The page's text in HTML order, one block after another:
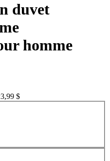
duvet
homme
$